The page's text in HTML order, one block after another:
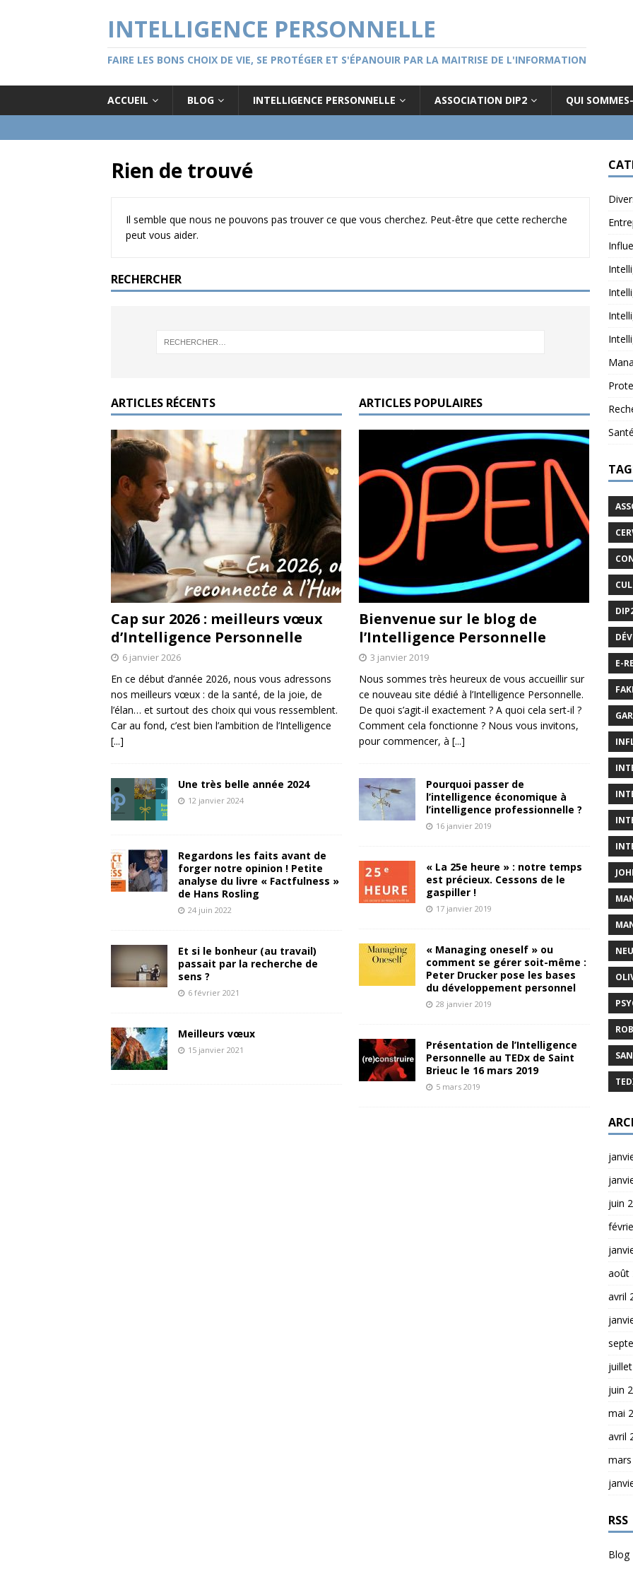
INTELLIGENCE PERSONNELLE
FAIRE LES BONS CHOIX DE VIE, SE PROTÉGER ET S'ÉPANOUIR PAR LA MAITRISE DE L'INFORMATION
ACCUEIL BLOG INTELLIGENCE PERSONNELLE ASSOCIATION DIP2 QUI
Rien de trouvé
Il semble que nous ne pouvons pas trouver ce que vous cherchez. Peut-être que cette recherche
peut vous aider.
RECHERCHER
ARTICLES RÉCENTS
Cap sur 2026 : meilleurs vœux
d’Intelligence Personnelle
6 janvier 2026
En ce début d’année 2026, nous vous adressons
nos meilleurs vœux : de la santé, de la joie, de
l’élan… et surtout des choix qui vous ressemblent.
Car au fond, c’est bien l’ambition de l’Intelligence
[...]
Une très belle année 2024
12 janvier 2024
Regardons les faits avant de
forger notre opinion ! Petite
analyse du livre « Factfulness »
de Hans Rosling
24 juin 2022
Et si le bonheur (au travail)
passait par la recherche de
sens ?
6 février 2021
Meilleurs vœux
15 janvier 2021
ARTICLES POPULAIRES
Bienvenue sur le blog de
l’Intelligence Personnelle
3 janvier 2019
Nous sommes très heureux de vous accueillir sur
ce nouveau site dédié à l’Intelligence Personnelle.
De quoi s’agit-il exactement ? A quoi cela sert-il ?
Comment cela fonctionne ? Nous vous invitons,
pour commencer, à [...]
Pourquoi passer de
l’intelligence économique à
l’intelligence professionnelle ?
16 janvier 2019
« La 25e heure » : notre temps
est précieux. Cessons de le
gaspiller !
17 janvier 2019
« Managing oneself » ou
comment se gérer soit-même :
Peter Drucker pose les bases
du développement personnel
28 janvier 2019
Présentation de l’Intelligence
Personnelle au TEDx de Saint
Brieuc le 16 mars 2019
5 mars 2019
Santé
E-
juin
août
avril
juin
mai
avril
RSS
Blog